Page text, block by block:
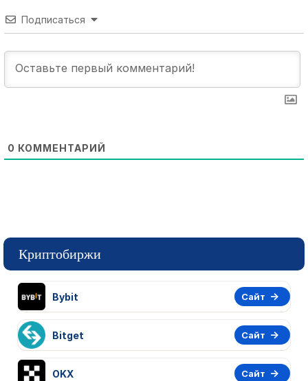
Подписаться
0 КОММЕНТАРИЙ
Криптобиржи
Bybit Сайт
Bitget Сайт
OKX Сайт